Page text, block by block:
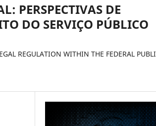
PERSPECTIVAS DE
DO SERVIÇO PÚBLICO
REGULATION WITHIN THE FEDERAL